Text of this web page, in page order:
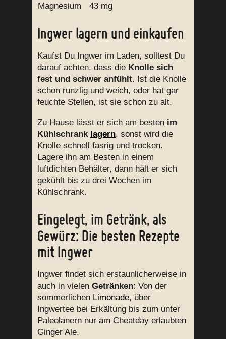
Magnesium
43 mg
Ingwer lagern und einkaufen
Kaufst Du Ingwer im Laden, solltest Du
darauf achten, dass die Knolle sich
fest und schwer anfühlt. Ist die Knolle
schon runzlig und weich, oder hat gar
feuchte Stellen, ist sie schon zu alt.
Zu Hause lässt er sich am besten im
Kühlschrank lagern, sonst wird die
Knolle schnell fasrig und trocken.
Lagere ihn am Besten in einem
luftdichten Behälter, dann hält er sich
gekühlt bis zu drei Wochen im
Kühlschrank.
Eingelegt, im Getränk, als
Gewürz: Die besten Rezepte
mit Ingwer
Ingwer findet sich erstaunlicherweise in
auch in vielen Getränken: Von der
sommerlichen Limonade, über
Ingwertee bei Erkältung bis zum unter
Paleolanern nur am Cheatday erlaubten
Ginger Ale.